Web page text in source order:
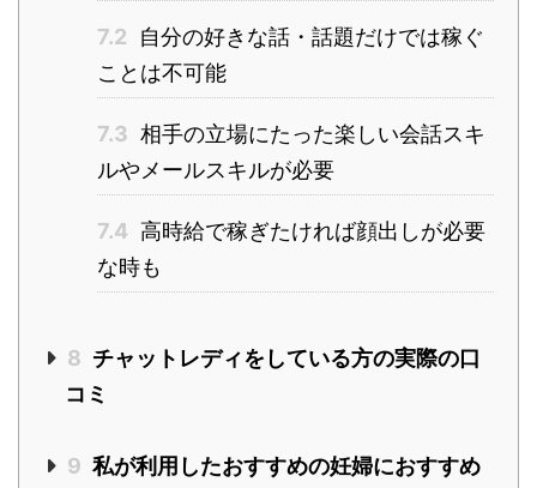
7.2
自分の好きな話・話題だけでは稼ぐ
ことは不可能
7.3 相手の立場にたった楽しい会話スキ
ルやメールスキルが必要
7.4 高時給で稼ぎたければ顔出しが必要
な時も
8 チャットレディをしている方の実際の口
コミ
9 私が利用したおすすめの妊婦におすすめ